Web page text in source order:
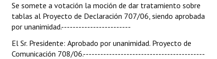
Se somete a votación la moción de dar tratamiento sobre
tablas al Proyecto de Declaración 707/06, siendo aprobada
por unanimidad.------------------------
El Sr. Presidente: Aprobado por unanimidad. Proyecto de
Comunicación 708/06.------------------------------------------